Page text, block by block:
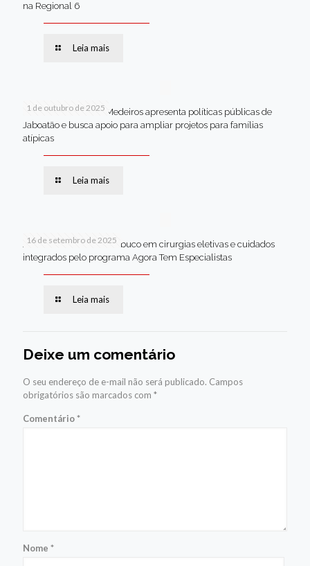
na Regional 6
Leia mais
1 de outubro de 2025
Em Brasília, Andréa Medeiros apresenta políticas públicas de
Jaboatão e busca apoio para ampliar projetos para famílias
atípicas
Leia mais
16 de setembro de 2025
Jaboatão lidera Pernambuco em cirurgias eletivas e cuidados
integrados pelo programa Agora Tem Especialistas
Leia mais
Deixe um comentário
O seu endereço de e-mail não será publicado. Campos
obrigatórios são marcados com *
Comentário*
Nome *